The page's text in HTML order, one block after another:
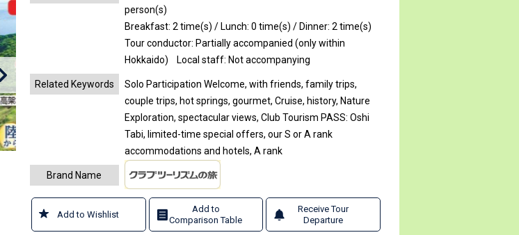
person(s)
Breakfast: 2 time(s) / Lunch: 0 time(s) / Dinner: 2 time(s)
Tour conductor: Partially accompanied (only within
Hokkaido)
Local staff: Not accompanying
Related Keywords
Solo Participation Welcome, with friends, family trips,
couple trips, hot springs, gourmet, Cruise, history, Nature
Exploration, spectacular views, Club Tourism PASS: Oshi
Tabi, limited-time special offers, our S or A rank
accommodations and hotels, A rank
Brand Name
Add to Wishlist
Add to
Comparison Table
Receive Tour
Departure